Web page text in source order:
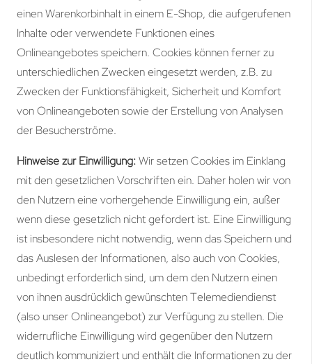
einen Warenkorbinhalt in einem E-Shop, die aufgerufenen
Inhalte oder verwendete Funktionen eines
Onlineangebotes speichern. Cookies können ferner zu
unterschiedlichen Zwecken eingesetzt werden, z.B. zu
Zwecken der Funktionsfähigkeit, Sicherheit und Komfort
von Onlineangeboten sowie der Erstellung von Analysen
der Besucherströme.
Hinweise zur Einwilligung:Wir setzen Cookies im Einklang
mit den gesetzlichen Vorschriften ein. Daher holen wir von
den Nutzern eine vorhergehende Einwilligung ein, außer
wenn diese gesetzlich nicht gefordert ist. Eine Einwilligung
ist insbesondere nicht notwendig, wenn das Speichern und
das Auslesen der Informationen, also auch von Cookies,
unbedingt erforderlich sind, um dem den Nutzern einen
von ihnen ausdrücklich gewünschten Telemediendienst
(also unser Onlineangebot) zur Verfügung zu stellen. Die
widerrufliche Einwilligung wird gegenüber den Nutzern
deutlich kommuniziert und enthält die Informationen zu der